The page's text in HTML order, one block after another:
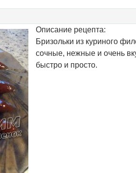
Описание рецепта:
Бризольки из куриного
сочные, нежные и очень
быстро и просто.